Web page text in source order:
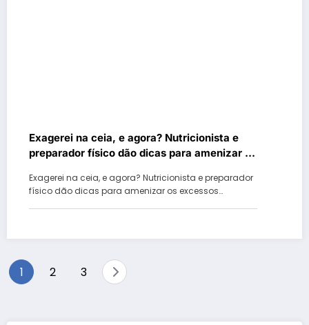
Exagerei na ceia, e agora? Nutricionista e
preparador físico dão dicas para amenizar os
Exagerei na ceia, e agora? Nutricionista e preparador
físico dão dicas para amenizar os excessos…
Paginação
1 2 3